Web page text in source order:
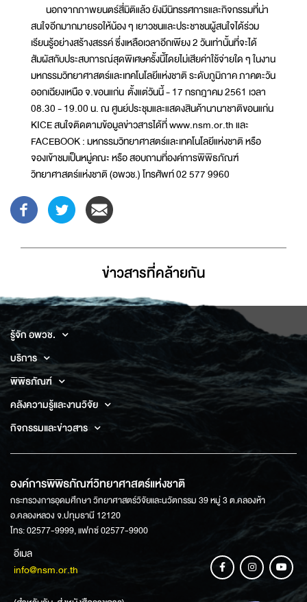
นอกจากภาพยนตร์สี่มิติแล้ว ยังมีนิทรรศการและกิจกรรมที่น่า
สนใจอีกมากมายรอให้น้อง ๆ เยาวชนและประชาชนผู้สนใจได้ร่วม
เรียนรู้อย่างสร้างสรรค์ ซึ่งเหลือเวลาอีกเพียง 2 วันเท่านั้นที่จะได้
สัมผัสกับประสบการณ์สุดพิเศษครั้งนี้โดยไม่เสียค่าใช้จ่ายใด ๆ ในงาน
มหกรรมวิทยาศาสตร์และเทคโนโลยีแห่งชาติ ระดับภูมิภาค ภาคตะวัน
ออกเฉียงเหนือ จ.ขอนแก่น ตั้งแต่วันนี้ - 17 กรกฎาคม 2561 เวลา
08.30 - 19.00 น. ณ ศูนย์ประชุมและแสดงสินค้านานาชาติขอนแก่น
KICE สนใจติดตามข้อมูลข่าวสารได้ที่ www.nsm.or.th และ
FACEBOOK : มหกรรมวิทยาศาสตร์และเทคโนโลยีแห่งชาติ หรือ
จองเข้าชมเป็นหมู่คณะ หรือ สอบถามที่องค์การพิพิธภัณฑ์
วิทยาศาสตร์แห่งชาติ (อพวช.) โทรศัพท์ 02 577 9960
ข่าวสารที่่คล้ายกัน
รู้จัก อพวช.
บริการ
พิพิธภัณฑ์
คลังความรู้และงานวิจัย
กิจกรรมและข่าวสาร
องค์การพิพิธภัณฑ์วิทยาศาสตร์แห่งชาติ
กระทรวงการอุดมศึกษา วิทยาศาสตร์วิจัยและนวัตกรรม 39 หมู่ 3 ต.คลองห้า
อ.คลองหลวง จ.ปทุมธานี 12120
โทร: 02577-9999, แฟกซ์ 02577-9900
อีเมล
info@nsm.or.th